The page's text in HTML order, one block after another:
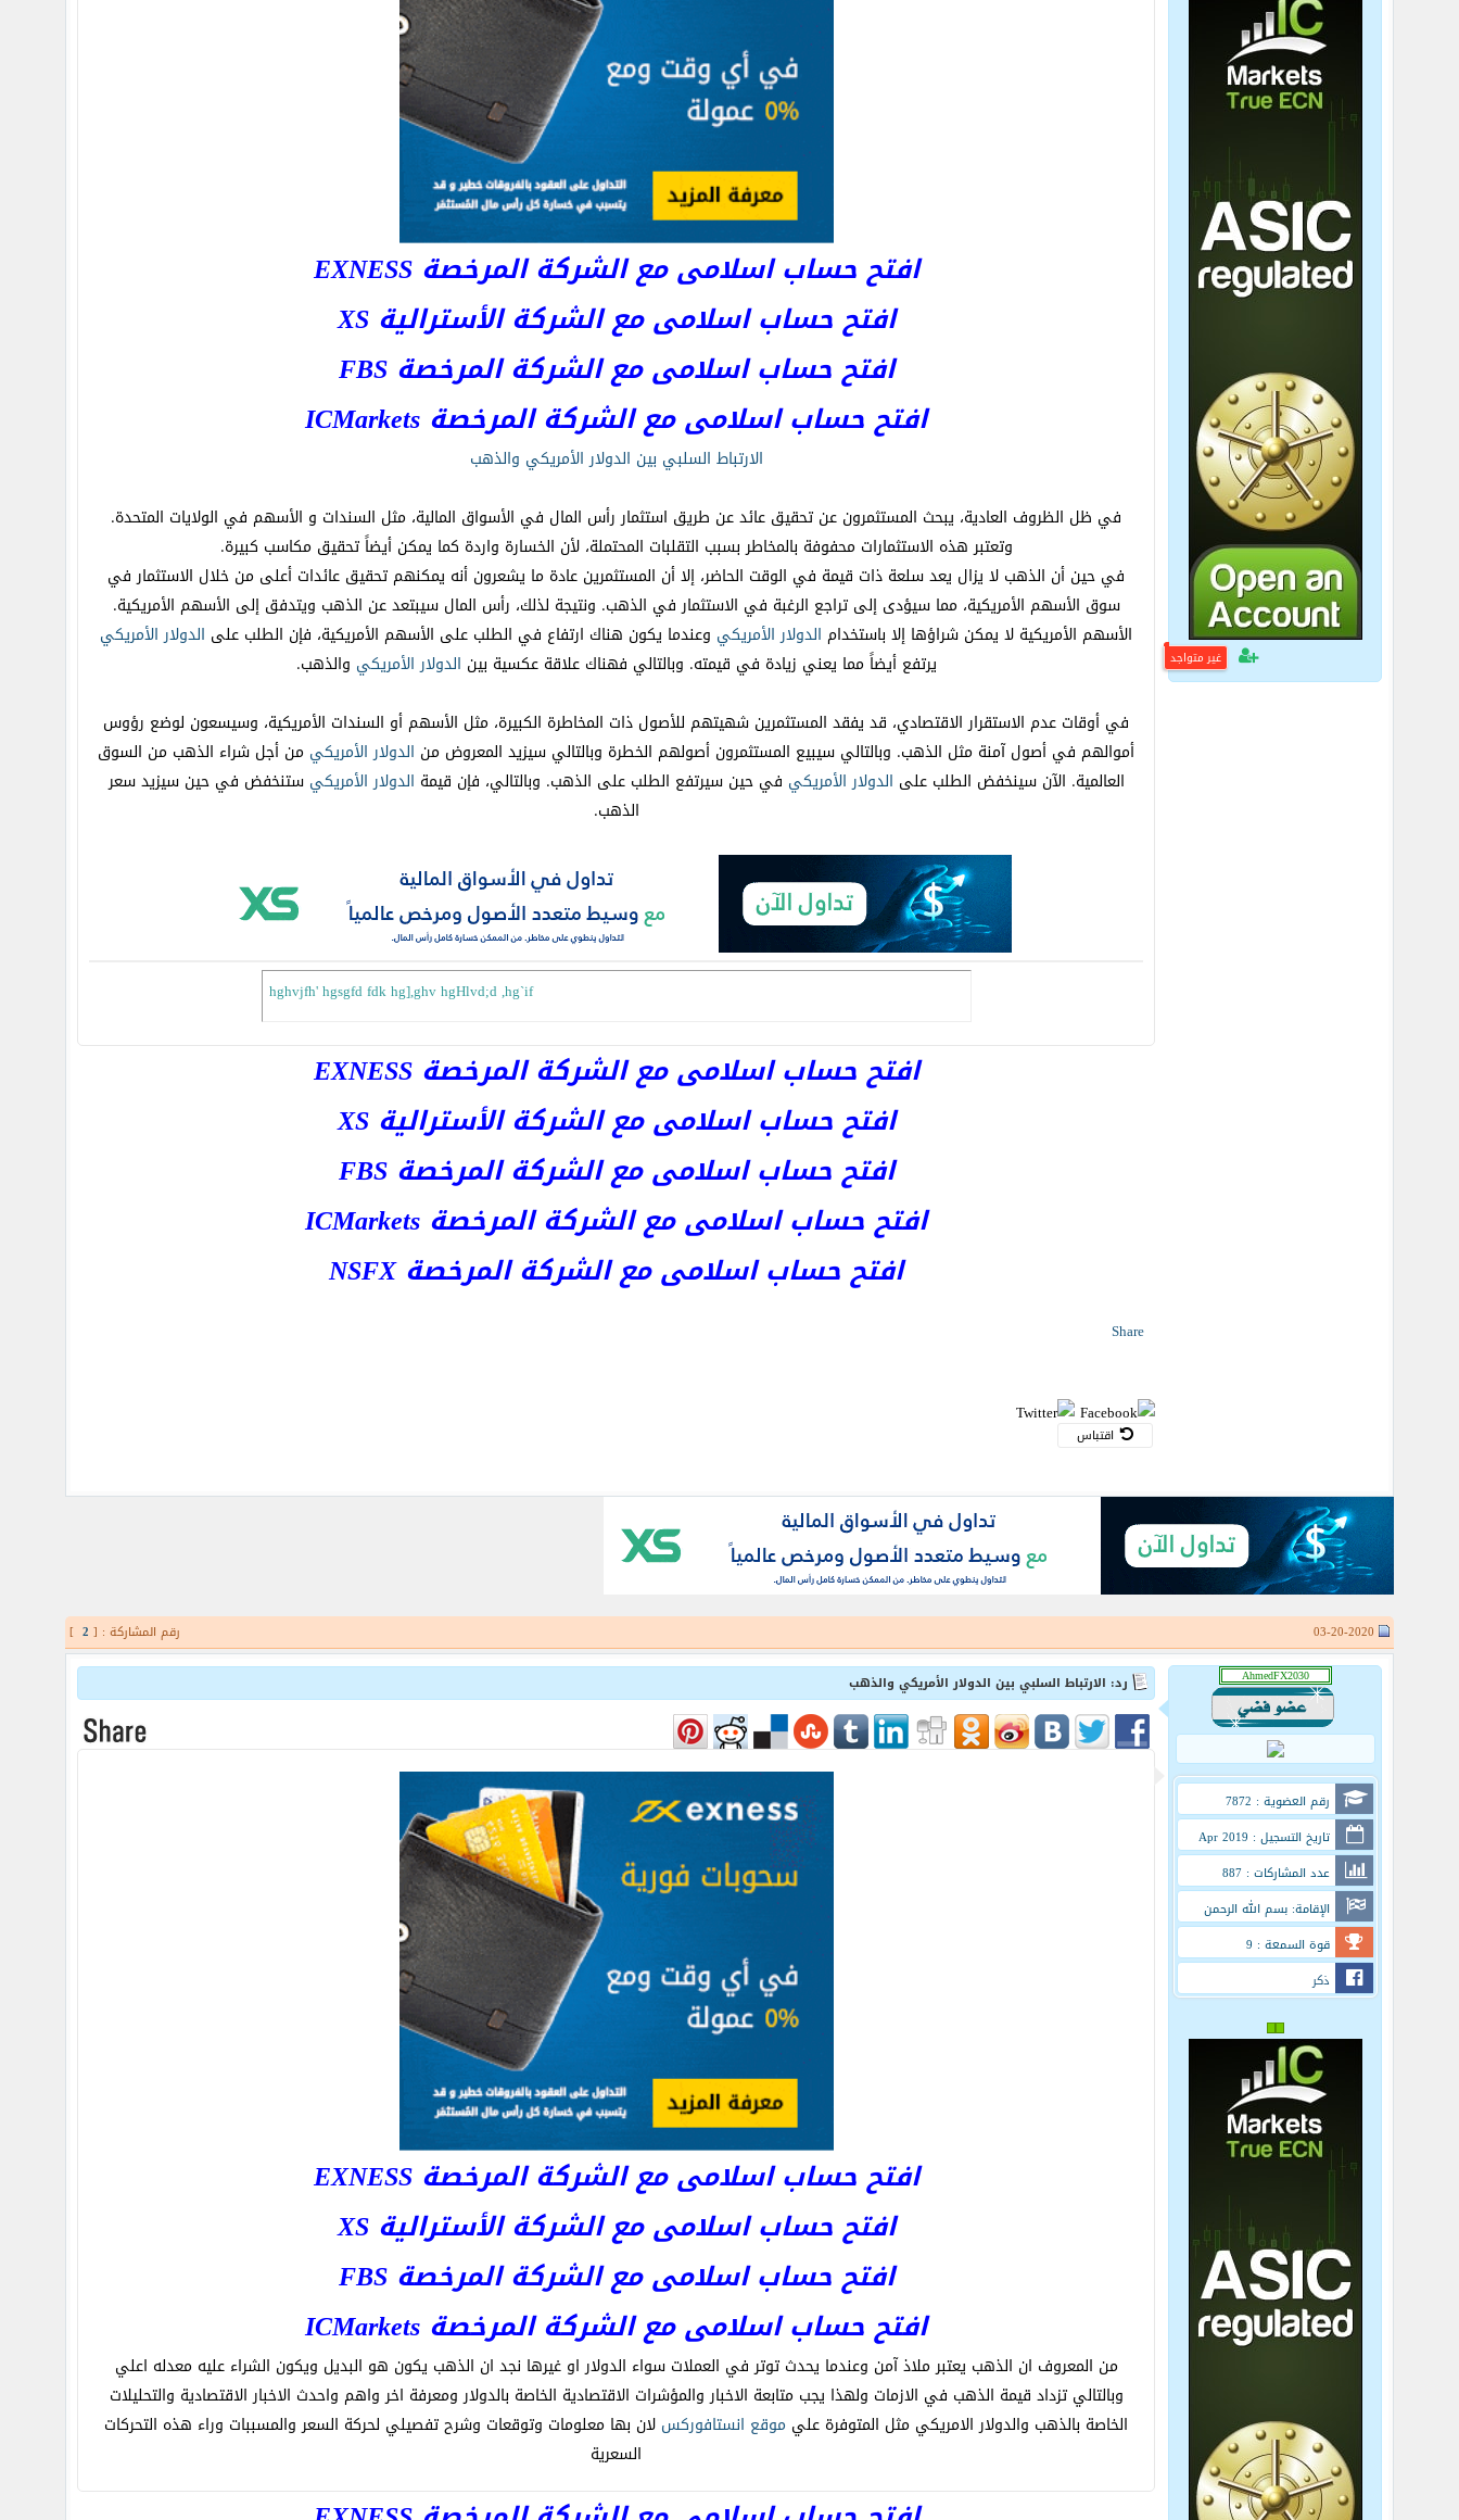
غير متواجد
افتح حساب اسلامى مع الشركة المرخصة EXNESS
افتح حساب اسلامى مع الشركة الأسترالية XS
افتح حساب اسلامى مع الشركة المرخصة FBS
افتح حساب اسلامى مع الشركة المرخصة ICMarkets
الارتباط السلبي بين الدولار الأمريكي والذهب
في ظل الظروف العادية، يبحث المستثمرون عن تحقيق عائد عن طريق استثمار رأس المال في الأسواق المالية، مثل السندات و الأسهم في الولايات المتحدة.
وتعتبر هذه الاستثمارات محفوفة بالمخاطر بسبب التقلبات المحتملة، لأن الخسارة واردة كما يمكن أيضاً تحقيق مكاسب كبيرة.
في حين أن الذهب لا يزال يعد سلعة ذات قيمة في الوقت الحاضر، إلا أن المستثمرين عادة ما يشعرون أنه يمكنهم تحقيق عائدات أعلى من خلال الاستثمار في
سوق الأسهم الأمريكية، مما سيؤدى إلى تراجع الرغبة في الاستثمار في الذهب. ونتيجة لذلك، رأس المال سيبتعد عن الذهب ويتدفق إلى الأسهم الأمريكية.
الأسهم الأمريكية لا يمكن شراؤها إلا باستخدام الدولار الأمريكي وعندما يكون هناك ارتفاع في الطلب على الأسهم الأمريكية، فإن الطلب على الدولار الأمريكي
يرتفع أيضاً مما يعني زيادة في قيمته. وبالتالي فهناك علاقة عكسية بين الدولار الأمريكي والذهب.
في أوقات عدم الاستقرار الاقتصادي، قد يفقد المستثمرين شهيتهم للأصول ذات المخاطرة الكبيرة، مثل الأسهم أو السندات الأمريكية، وسيسعون لوضع رؤوس
أموالهم في أصول آمنة مثل الذهب. وبالتالي سيبيع المستثمرون أصولهم الخطرة وبالتالي سيزيد المعروض من الدولار الأمريكي من أجل شراء الذهب من السوق
العالمية. الآن سينخفض الطلب على الدولار الأمريكي في حين سيرتفع الطلب على الذهب. وبالتالي، فإن قيمة الدولار الأمريكي ستنخفض في حين سيزيد سعر
الذهب.
hghvjfh' hgsgfd fdk hg],ghv hgHlvd;d ,hg`if
افتح حساب اسلامى مع الشركة المرخصة EXNESS
افتح حساب اسلامى مع الشركة الأسترالية XS
افتح حساب اسلامى مع الشركة المرخصة FBS
افتح حساب اسلامى مع الشركة المرخصة ICMarkets
افتح حساب اسلامى مع الشركة المرخصة NSFX
Share
اقتباس
رقم المشاركة : [ 2
]
رقم العضوية : 7872
تاريخ التسجيل : Apr 2019
عدد المشاركات : 887
الإقامة: بسم الله الرحمن
الرحيم
قوة السمعة : 9
ذكر
رد: الارتباط السلبي بين الدولار الأمريكي والذهب
افتح حساب اسلامى مع الشركة المرخصة EXNESS
افتح حساب اسلامى مع الشركة الأسترالية XS
افتح حساب اسلامى مع الشركة المرخصة FBS
افتح حساب اسلامى مع الشركة المرخصة ICMarkets
من المعروف ان الذهب يعتبر ملاذ آمن وعندما يحدث توتر في العملات سواء الدولار او غيرها نجد ان الذهب يكون هو البديل ويكون الشراء عليه معدله اعلي
وبالتالي تزداد قيمة الذهب في الازمات ولهذا يجب متابعة الاخبار والمؤشرات الاقتصادية الخاصة بالدولار ومعرفة اخر واهم واحدث الاخبار الاقتصادية والتحليلات
الخاصة بالذهب والدولار الامريكي مثل المتوفرة علي موقع انستافوركس لان بها معلومات وتوقعات وشرح تفصيلي لحركة السعر والمسببات وراء هذه التحركات
السعرية